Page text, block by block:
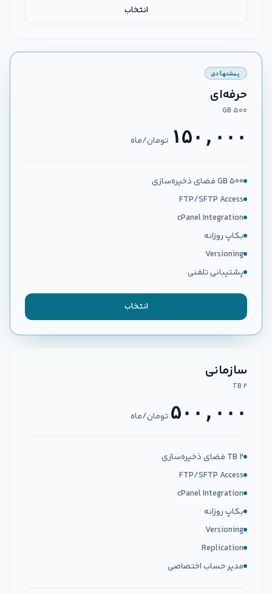
انتخاب
پیشنهادی
حرفه‌ای
۵۰۰ GB
۱۵۰,۰۰۰ تومان/ماه
۵۰۰ GB فضای ذخیره‌سازی
FTP/SFTP Access
cPanel Integration
بکاپ روزانه
Versioning
پشتیبانی تلفنی
انتخاب
سازمانی
۲ TB
۵۰۰,۰۰۰ تومان/ماه
۲ TB فضای ذخیره‌سازی
FTP/SFTP Access
cPanel Integration
بکاپ روزانه
Versioning
Replication
مدیر حساب اختصاصی